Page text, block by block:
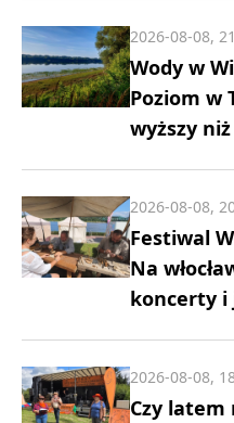
Wody w
Poziom w
wyższy
2026-08-08,
Festiwal
Na
koncerty i
2026-08-08,
Czy
2026-08-08,